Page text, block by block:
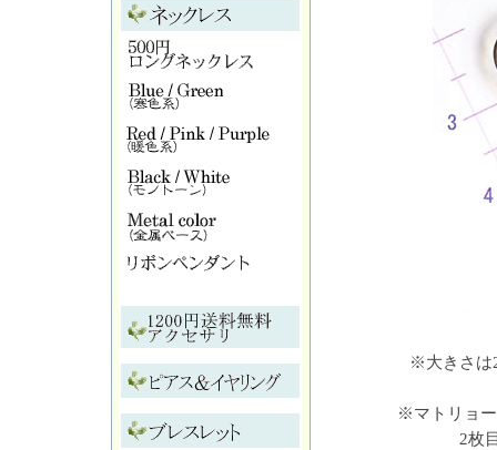
※大きさは
※マトリョ
2枚